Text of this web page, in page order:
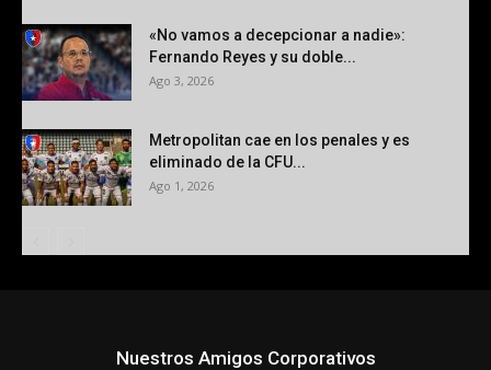
«No vamos a decepcionar a nadie»:
Fernando Reyes y su doble...
Ago 3, 2026
Metropolitan cae en los penales y es
eliminado de la CFU...
Ago 1, 2026
Nuestros Amigos Corporativos